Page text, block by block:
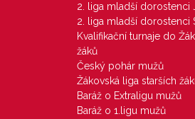
2. liga mladší dorostenci
2. liga mladší dorostenci
Kvalifikační turnaje do
žáků
Český pohár mužů
Žákovská liga starších
Baráž o Extraligu mužů
Baráž o 1.ligu mužů